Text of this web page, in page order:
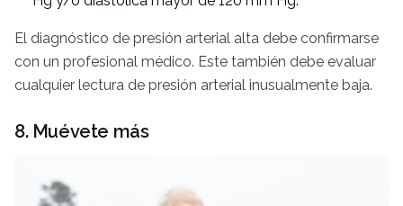
El diagnóstico de presión arterial alta debe confirmarse
con un profesional médico. Este también debe evaluar
cualquier lectura de presión arterial inusualmente baja.
8. Muévete más